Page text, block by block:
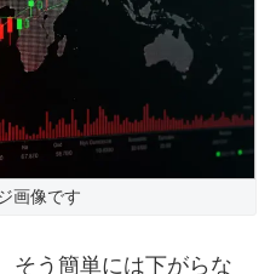
画像です
そう簡単には下がらな